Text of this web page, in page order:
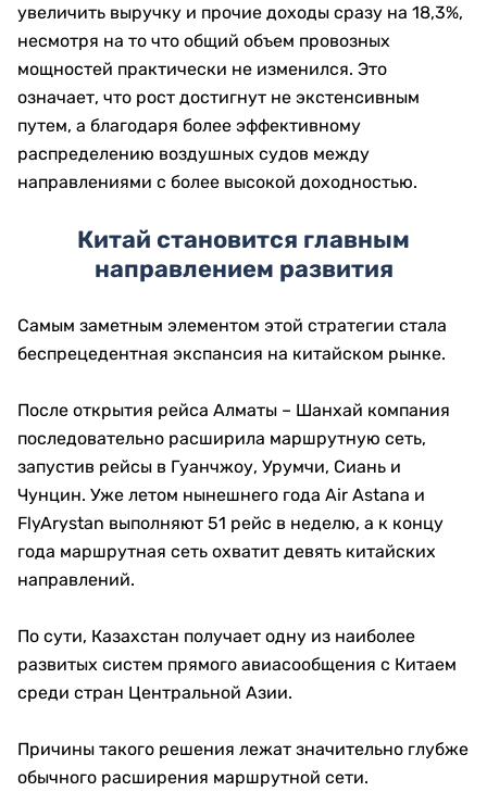
увеличить выручку и прочие доходы сразу на 18,3%,
несмотря на то что общий объем провозных
мощностей практически не изменился. Это
означает, что рост достигнут не экстенсивным
путем, а благодаря более эффективному
распределению воздушных судов между
направлениями с более высокой доходностью.
Китай становится главным
направлением развития
Самым заметным элементом этой стратегии стала
беспрецедентная экспансия на китайском рынке.
После открытия рейса Алматы – Шанхай компания
последовательно расширила маршрутную сеть,
запустив рейсы в Гуанчжоу, Урумчи, Сиань и
Чунцин. Уже летом нынешнего года Air Astana и
FlyArystan выполняют 51 рейс в неделю, а к концу
года маршрутная сеть охватит девять китайских
направлений.
По сути, Казахстан получает одну из наиболее
развитых систем прямого авиасообщения с Китаем
среди стран Центральной Азии.
Причины такого решения лежат значительно глубже
обычного расширения маршрутной сети.